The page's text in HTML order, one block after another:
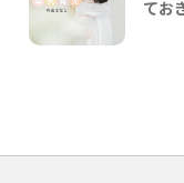
てお